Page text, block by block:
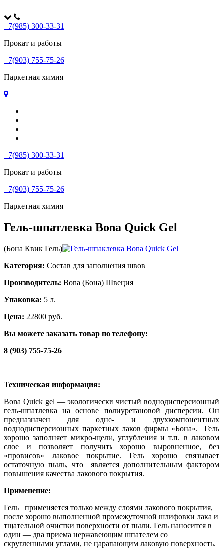
+7(985) 300-33-31
Прокат и работы
+7(903) 755-75-26
Паркетная химия
+7(985) 300-33-31
Прокат и работы
+7(903) 755-75-26
Паркетная химия
Гель-шпатлевка Bona Quick Gel
(Бона Квик Гель)
Категория: Состав для заполнения швов
Производитель: Bona (Бона) Швеция
Упаковка: 5 л.
Цена: 22800 руб.
Вы можете заказать товар по телефону:
8 (903) 755-75-26
Техническая информация:
Bona Quick gel — экологически чистый воднодисперсионный
гель-шпатлевка на основе полиуретановой дисперсии. Он
предназначен для одно- и двухкомпонентных
воднодисперсионных паркетных лаков фирмы »Бона». Гель
хорошо заполняет микро-щели, углубления и т.п. в лаковом
слое и позволяет получить хорошо выровненное, без
»провисов» лаковое покрытие. Гель хорошо связывает
остаточную пыль, что является дополнительным фактором
повышения качества лакового покрытия.
Применение:
Гель применяется только между слоями лакового покрытия,
после хорошо выполненной промежуточной шлифовки лака и
тщательной очистки поверхности от пыли. Гель наносится в
один — два приема нержавеющим шпателем со
скругленными углами, не царапающим лаковую поверхность.